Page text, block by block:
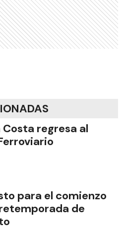
Costa regresa al
para el comienzo
de